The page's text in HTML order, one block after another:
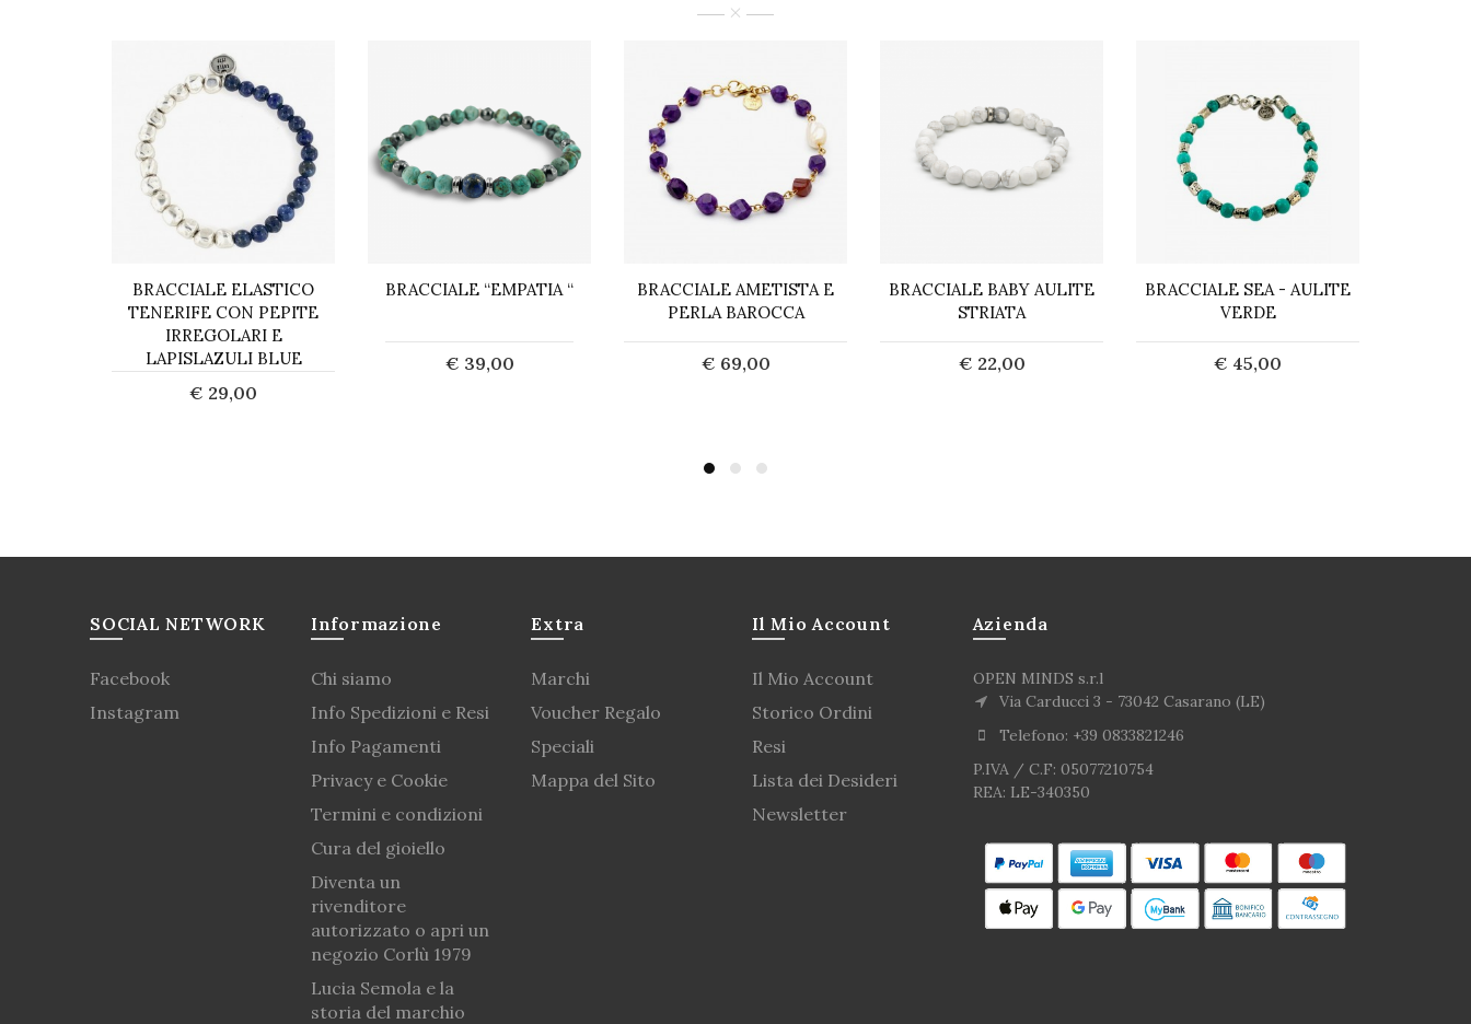
BRACCIALE ELASTICO
TENERIFE CON PEPITE
IRREGOLARI E
LAPISLAZULI BLUE
€ 29,00
BRACCIALE “EMPATIA “
€ 39,00
BRACCIALE AMETISTA E
PERLA BAROCCA
€ 69,00
BRACCIALE BABY AULITE
STRIATA
€ 22,00
BRACCIALE SEA - AULITE
VERDE
€ 45,00
SOCIAL NETWORK
Facebook
Instagram
Informazione
Chi siamo
Info Spedizioni e Resi
Info Pagamenti
Privacy e Cookie
Termini e condizioni
Cura del gioiello
Diventa un
rivenditore
autorizzato o apri un
negozio Corlù 1979
Lucia Semola e la
storia del marchio
Extra
Marchi
Voucher Regalo
Speciali
Mappa del Sito
Il Mio Account
Il Mio Account
Storico Ordini
Resi
Lista dei Desideri
Newsletter
Azienda
OPEN MINDS s.r.l
Via Carducci 3 - 73042 Casarano (LE)
Telefono: +39 0833821246
P.IVA / C.F: 05077210754
REA: LE-340350